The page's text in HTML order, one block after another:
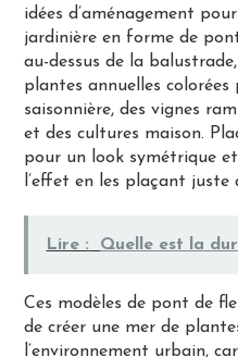
idées d’aménagement
jardinière en forme de
au-dessus de la
plantes annuelles
saisonnière, des vignes
et des cultures maison.
pour un look symétrique
l’effet en les plaçant juste
Lire : Quelle est la
Ces modèles de pont de
de créer une mer de
l’environnement urbain,